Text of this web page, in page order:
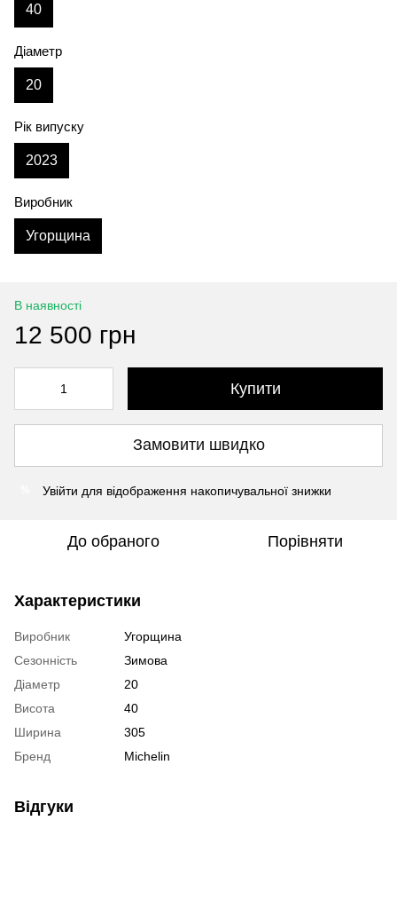
40
Діаметр
20
Рік випуску
2023
Виробник
Угорщина
В наявності
12 500 грн
Купити
Замовити швидко
Увійти для відображення накопичувальної знижки
До обраного Порівняти
Характеристики
Виробник
Угорщина
Сезонність
Зимова
Діаметр
20
Висота
40
Ширина
305
Бренд
Michelin
Відгуки